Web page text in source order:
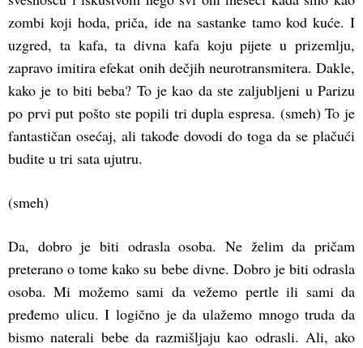
zombi koji hoda, priča, ide na sastanke tamo kod kuće. I
uzgred, ta kafa, ta divna kafa koju pijete u prizemlju,
zapravo imitira efekat onih dečjih neurotransmitera. Dakle,
kako je to biti beba? To je kao da ste zaljubljeni u Parizu
po prvi put pošto ste popili tri dupla espresa. (smeh) To je
fantastičan osećaj, ali takođe dovodi do toga da se plačući
budite u tri sata ujutru.
(smeh)
Da, dobro je biti odrasla osoba. Ne želim da pričam
preterano o tome kako su bebe divne. Dobro je biti odrasla
osoba. Mi možemo sami da vežemo pertle ili sami da
pređemo ulicu. I logično je da ulažemo mnogo truda da
bismo naterali bebe da razmišljaju kao odrasli. Ali, ako